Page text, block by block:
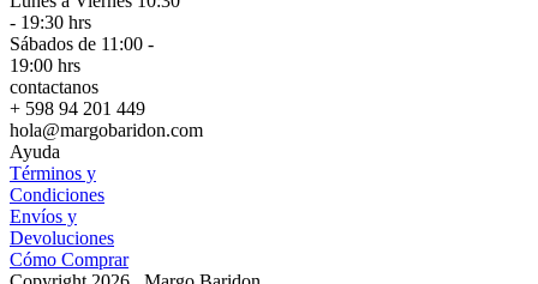
- 19:30 hrs
Sábados de 11:00 -
19:00 hrs
contactanos
+ 598 94 201 449
hola@margobaridon.com
Ayuda
Términos y
Condiciones
Envíos y
Devoluciones
Cómo Comprar